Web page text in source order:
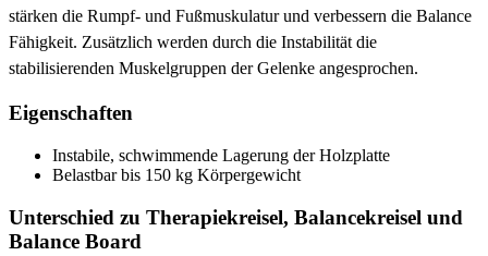
stärken die Rumpf- und Fußmuskulatur und verbessern die Balance
Fähigkeit. Zusätzlich werden durch die Instabilität die
stabilisierenden Muskelgruppen der Gelenke angesprochen.
Eigenschaften
Instabile, schwimmende Lagerung der Holzplatte
Belastbar bis 150 kg Körpergewicht
Unterschied zu Therapiekreisel, Balancekreisel und
Balance Board